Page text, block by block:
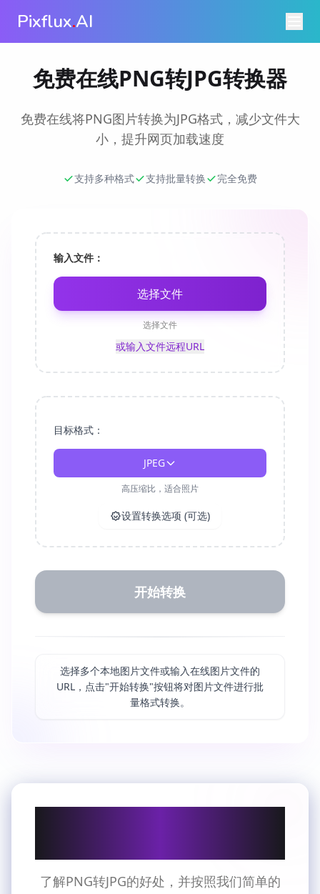
Pixflux.AI
免费在线PNG转JPG转换器
免费在线将PNG图片转换为JPG格式，减少文件大
小，提升网页加载速度
支持多种格式 支持批量转换 完全免费
输入文件：
选择文件
选择文件
或输入文件远程URL
目标格式：
JPEG
高压缩比，适合照片
设置转换选项 (可选)
开始转换
选择多个本地图片文件或输入在线图片文件的
URL，点击"开始转换"按钮将对图片文件进行批
量格式转换。
了解PNG转JPG的好处，并按照我们简单的